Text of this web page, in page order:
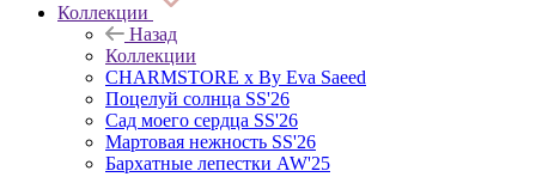
Коллекции
Назад
Коллекции
CHARMSTORE х By Eva Saeed
Поцелуй солнца SS'26
Сад моего сердца SS'26
Мартовая нежность SS'26
Бархатные лепестки AW'25